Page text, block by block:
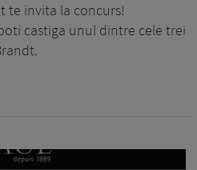
te invita la concurs!
castiga unul dintre cele trei